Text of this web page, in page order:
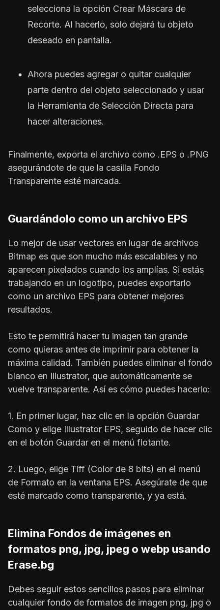
selecciona la opción Crear Máscara de
Recorte. Al hacerlo, solo dejará tu objeto
deseado en pantalla.
Ahora puedes agregar o quitar cualquier
parte dentro del objeto seleccionado y usar
la Herramienta de Selección Directa para
hacer alteraciones.
Finalmente, exporta el archivo como .EPS o .PNG
asegurándote de que la casilla Fondo
Transparente esté marcada.
Guardándolo como un archivo EPS
Lo mejor de usar vectores en lugar de archivos
Bitmap es que son mucho más escalables y no
aparecen pixelados cuando los amplías. Si estás
trabajando en un logotipo, puedes exportarlo
como un archivo EPS para obtener mejores
resultados.
Esto te permitirá hacer tu imagen tan grande
como quieras antes de imprimir para obtener la
máxima calidad. También puedes eliminar el fondo
blanco en Illustrator, que automáticamente se
vuelve transparente. Así es cómo puedes hacerlo:
1. En primer lugar, haz clic en la opción Guardar
Como y elige Illustrator EPS, seguido de hacer clic
en el botón Guardar en el menú flotante.
2. Luego, elige Tiff (Color de 8 bits) en el menú
de Formato en la ventana EPS. Asegúrate de que
esté marcado como transparente, y ya está.
Elimina Fondos de imágenes en
formatos png, jpg, jpeg o webp usando
Erase.bg
Debes seguir estos sencillos pasos para eliminar
cualquier fondo de formatos de imagen png, jpg o